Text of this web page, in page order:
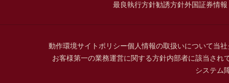
最良執行方針勧誘方針外国証券情
動作環境サイトポリシー個人情報の取扱いについて当
お客様第一の業務運営に関する方針内部者に該当され
システム